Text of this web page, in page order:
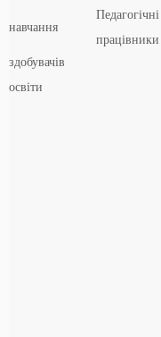
навчання
здобувачів
освіти
Педагогічні
працівники